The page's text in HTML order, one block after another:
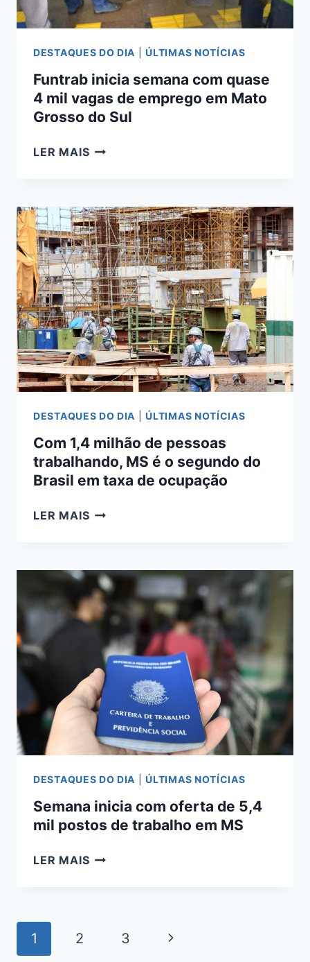
DESTAQUES DO DIA |ÚLTIMAS NOTÍCIAS
Funtrab inicia semana com quase
4 mil vagas de emprego em Mato
Grosso do Sul
LER MAISFUNTRAB
QUASE
4
MIL
VAGAS
DE
EMPREGO
EM
MATO
GROSSO
DO
SUL
DESTAQUES DO DIA |ÚLTIMAS NOTÍCIAS
Com 1,4 milhão de pessoas
trabalhando, MS é o segundo do
Brasil em taxa de ocupação
LER MAISCOM
PESSOAS
TRABALHANDO,
MS
SEGUNDO
DO
BRASIL
EM
TAXA
DE
OCUPAÇÃO
DESTAQUES DO DIA |ÚLTIMAS NOTÍCIAS
Semana inicia com oferta de 5,4
mil postos de trabalho em MS
LER MAISSEMANA
Navegação
1 2 3
Página